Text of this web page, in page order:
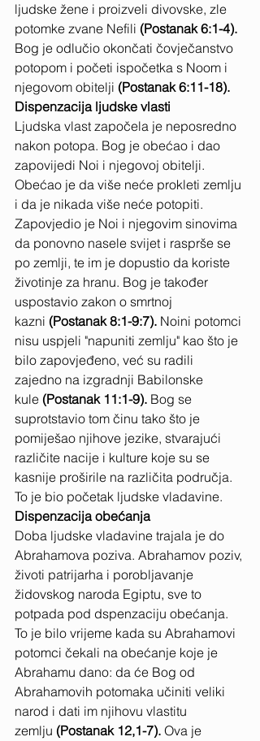
ljudske žene i proizveli divovske, zle
potomke zvane Nefili (Postanak 6:1-4).
Bog je odlučio okončati čovječanstvo
potopom i početi ispočetka s Noom i
njegovom obitelji (Postanak 6:11-18).
Dispenzacija ljudske vlasti
Ljudska vlast započela je neposredno
nakon potopa. Bog je obećao i dao
zapovijedi Noi i njegovoj obitelji.
Obećao je da više neće prokleti zemlju
i da je nikada više neće potopiti.
Zapovjedio je Noi i njegovim sinovima
da ponovno nasele svijet i rasprše se
po zemlji, te im je dopustio da koriste
životinje za hranu. Bog je također
uspostavio zakon o smrtnoj
kazni (Postanak 8:1-9:7). Noini potomci
nisu uspjeli "napuniti zemlju" kao što je
bilo zapovjeđeno, već su radili
zajedno na izgradnji Babilonske
kule (Postanak 11:1-9). Bog se
suprotstavio tom činu tako što je
pomiješao njihove jezike, stvarajući
različite nacije i kulture koje su se
kasnije proširile na različita područja.
To je bio početak ljudske vladavine.
Dispenzacija obećanja
Doba ljudske vladavine trajala je do
Abrahamova poziva. Abrahamov poziv,
životi patrijarha i porobljavanje
židovskog naroda Egiptu, sve to
potpada pod dspenzaciju obećanja.
To je bilo vrijeme kada su Abrahamovi
potomci čekali na obećanje koje je
Abrahamu dano: da će Bog od
Abrahamovih potomaka učiniti veliki
narod i dati im njihovu vlastitu
zemlju (Postanak 12,1-7). Ova je